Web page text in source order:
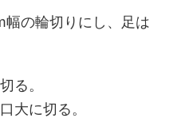
幅の輪切りにし、足は
る。
大に切る。